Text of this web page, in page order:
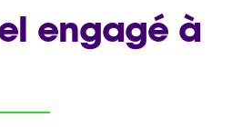
engagé à